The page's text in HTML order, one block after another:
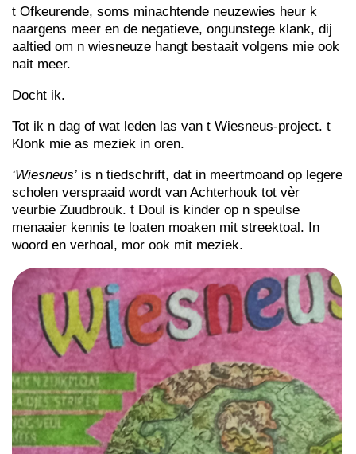
t Ofkeurende, soms minachtende neuzewies heur k
naargens meer en de negatieve, ongunstege klank, dij
aaltied om n wiesneuze hangt bestaait volgens mie ook
nait meer.
Docht ik.
Tot ik n dag of wat leden las van t Wiesneus-project. t
Klonk mie as meziek in oren.
‘Wiesneus’ is n tiedschrift, dat in meertmoand op legere
scholen verspraaid wordt van Achterhouk tot vèr
veurbie Zuudbrouk. t Doul is kinder op n speulse
menaaier kennis te loaten moaken mit streektoal. In
woord en verhoal, mor ook mit meziek.